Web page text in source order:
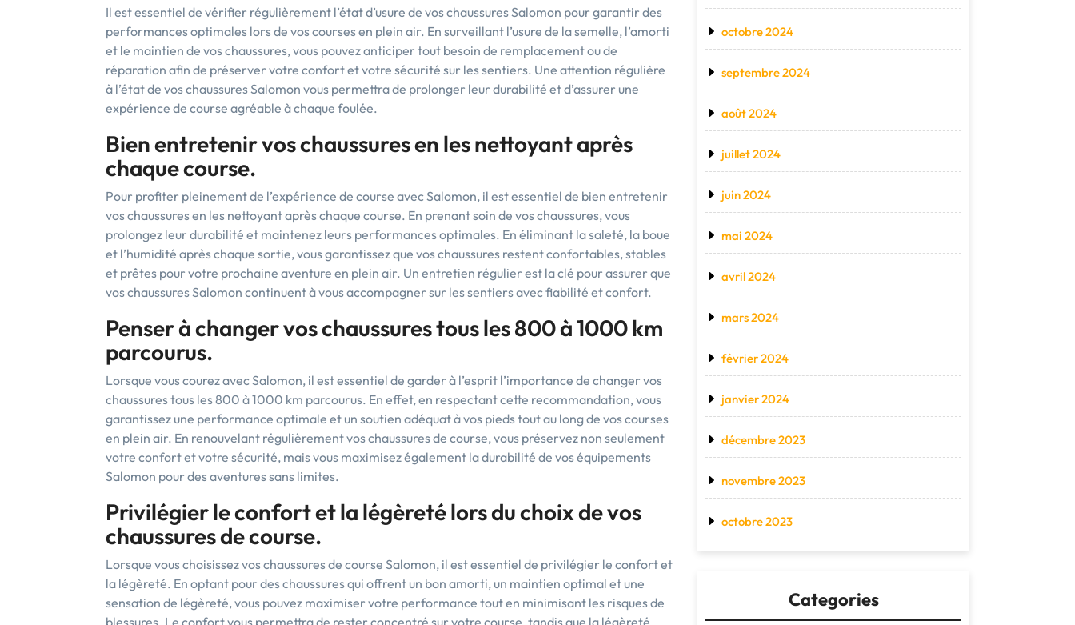
Il est essentiel de vérifier régulièrement l’état d’usure de vos chaussures Salomon pour garantir des
performances optimales lors de vos courses en plein air. En surveillant l’usure de la semelle, l’amorti
et le maintien de vos chaussures, vous pouvez anticiper tout besoin de remplacement ou de
réparation afin de préserver votre confort et votre sécurité sur les sentiers. Une attention régulière
à l’état de vos chaussures Salomon vous permettra de prolonger leur durabilité et d’assurer une
expérience de course agréable à chaque foulée.
Bien entretenir vos chaussures en les nettoyant après
chaque course.
Pour profiter pleinement de l’expérience de course avec Salomon, il est essentiel de bien entretenir
vos chaussures en les nettoyant après chaque course. En prenant soin de vos chaussures, vous
prolongez leur durabilité et maintenez leurs performances optimales. En éliminant la saleté, la boue
et l’humidité après chaque sortie, vous garantissez que vos chaussures restent confortables, stables
et prêtes pour votre prochaine aventure en plein air. Un entretien régulier est la clé pour assurer que
vos chaussures Salomon continuent à vous accompagner sur les sentiers avec fiabilité et confort.
Penser à changer vos chaussures tous les 800 à 1000 km
parcourus.
Lorsque vous courez avec Salomon, il est essentiel de garder à l’esprit l’importance de changer vos
chaussures tous les 800 à 1000 km parcourus. En effet, en respectant cette recommandation, vous
garantissez une performance optimale et un soutien adéquat à vos pieds tout au long de vos courses
en plein air. En renouvelant régulièrement vos chaussures de course, vous préservez non seulement
votre confort et votre sécurité, mais vous maximisez également la durabilité de vos équipements
Salomon pour des aventures sans limites.
Privilégier le confort et la légèreté lors du choix de vos
chaussures de course.
Lorsque vous choisissez vos chaussures de course Salomon, il est essentiel de privilégier le confort et
la légèreté. En optant pour des chaussures qui offrent un bon amorti, un maintien optimal et une
sensation de légèreté, vous pouvez maximiser votre performance tout en minimisant les risques de
blessures. Le confort vous permettra de rester concentré sur votre course, tandis que la légèreté
octobre 2024
septembre 2024
août 2024
juillet 2024
juin 2024
mai 2024
avril 2024
mars 2024
février 2024
janvier 2024
décembre 2023
novembre 2023
octobre 2023
Categories